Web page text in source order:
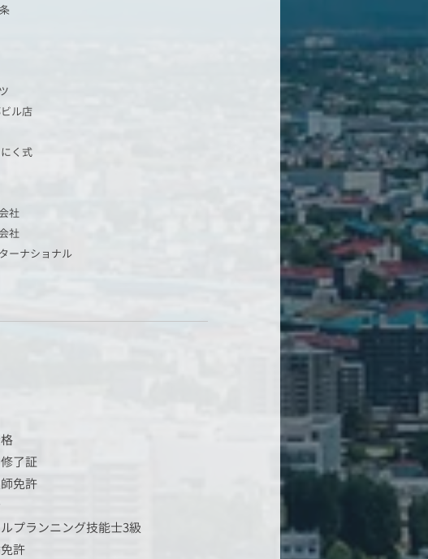
ル店
く式
社
社
ーナショナル
了証
免許
プランニング技能士3級
許